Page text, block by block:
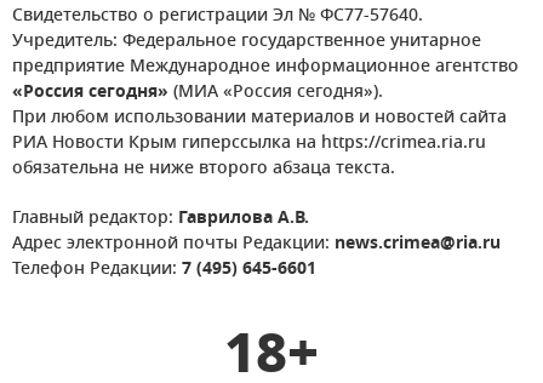
Свидетельство о регистрации Эл № ФС77-57640.
Учредитель: Федеральное государственное унитарное
предприятие Международное информационное агентство
«Россия сегодня» (МИА «Россия сегодня»).
При любом использовании материалов и новостей сайта
РИА Новости Крым гиперссылка на https://crimea.ria.ru
обязательна не ниже второго абзаца текста.
Главный редактор: Гаврилова А.В.
Адрес электронной почты Редакции: news.crimea@ria.ru
Телефон Редакции: 7 (495) 645-6601
18+